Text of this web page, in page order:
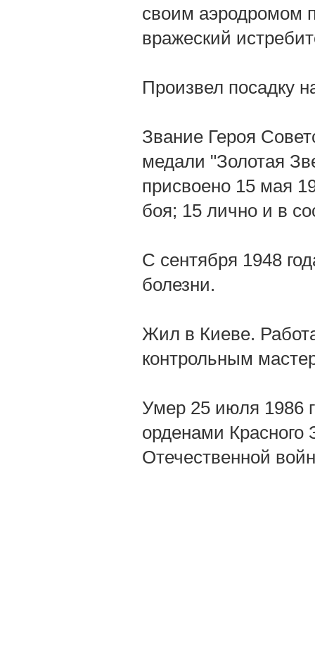
своим аэродромом
вражеский
Произвел посадку
Звание Героя
медали "Золотая
присвоено 15 мая
боя; 15 лично и в
С сентября 1948
болезни.
Жил в Киеве.
контрольным
Умер 25 июля 1986
орденами Красного
Отечественной